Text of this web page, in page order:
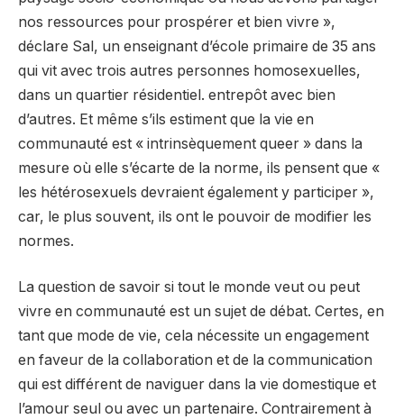
nos ressources pour prospérer et bien vivre »,
déclare Sal, un enseignant d’école primaire de 35 ans
qui vit avec trois autres personnes homosexuelles,
dans un quartier résidentiel. entrepôt avec bien
d’autres. Et même s’ils estiment que la vie en
communauté est « intrinsèquement queer » dans la
mesure où elle s’écarte de la norme, ils pensent que «
les hétérosexuels devraient également y participer »,
car, le plus souvent, ils ont le pouvoir de modifier les
normes.
La question de savoir si tout le monde veut ou peut
vivre en communauté est un sujet de débat. Certes, en
tant que mode de vie, cela nécessite un engagement
en faveur de la collaboration et de la communication
qui est différent de naviguer dans la vie domestique et
l’amour seul ou avec un partenaire. Contrairement à